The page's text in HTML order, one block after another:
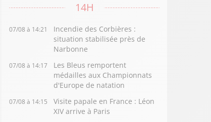
14H
07/08 à 14:21
Incendie des Corbières :
situation stabilisée près de
Narbonne
07/08 à 14:17
Les Bleus remportent
médailles aux Championnats
d'Europe de natation
07/08 à 14:15
Visite papale en France : Léon
XIV arrive à Paris